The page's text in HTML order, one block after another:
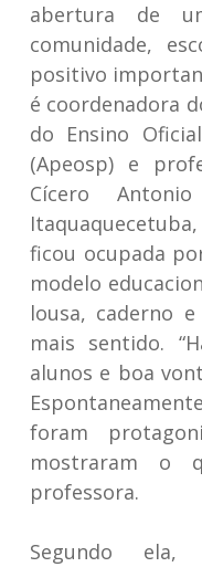
abertura de
comunidade,
positivo
é coordenadora
do Ensino
(Apeosp) e
Cícero
ficou ocupada
modelo
lousa, caderno
mais sentido.
alunos e boa
foram
mostraram o
professora.
Segundo ela,